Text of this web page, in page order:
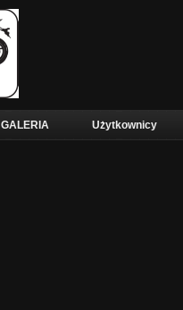
GALERIA Użytkownicy